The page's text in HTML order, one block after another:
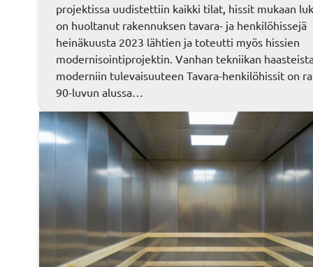
projektissa uudistettiin kaikki tilat, hissit mukaan
on huoltanut rakennuksen tavara- ja henkilöhissejä
heinäkuusta 2023 lähtien ja toteutti myös hissien
modernisointiprojektin. Vanhan tekniikan
moderniin tulevaisuuteen Tavara-henkilöhissit on
90-luvun alussa…